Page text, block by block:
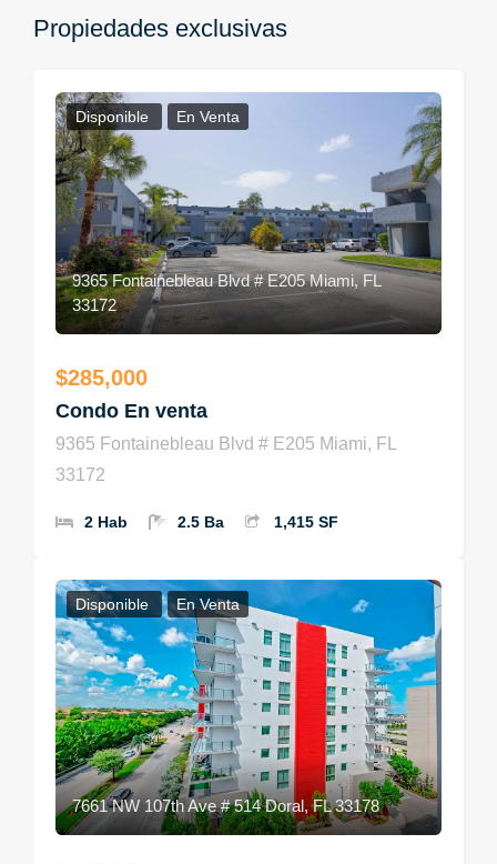
Propiedades exclusivas
Disponible En Venta
9365 Fontainebleau Blvd # E205 Miami, FL
33172
$285,000
Condo En venta
9365 Fontainebleau Blvd # E205 Miami, FL
33172
2 Hab 2.5 Ba 1,415 SF
Disponible En Venta
7661 NW 107th Ave # 514 Doral, FL 33178